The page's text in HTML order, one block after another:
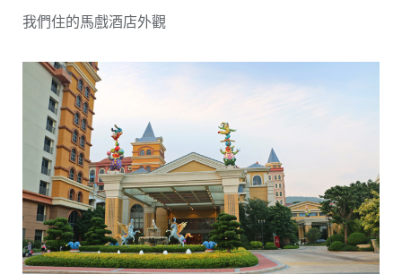
我們住的馬戲酒店外觀